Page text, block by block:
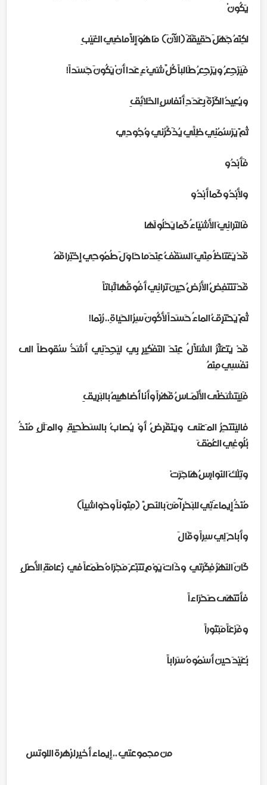
يَكُونْ
لكِنَّهُ جَهَلَ حَقِيقَةَ (الآنَ) مَا هُوَ إِلاّ مَاضِي الغَيْبِ
فَيَرْجِعُ ويَرْجِعُ طَالباً كُلَّ شّيْءٍ عَدا أَنْ يَكُونَ جَسَداً!
ويُعِيدُ الكَرَّةَ بِعَدَدِ أَنْفاسِ الخَلائِقِ
ثُمَّ يَرْسُمُنِي ظِلِّي يُذَكِّرُني وُجُودِي
فَأَبْدُو
ولأبْدُو كَما أبْدُو
فَالتَرانِيَ الأشْيَاءُ كَما يَحْلُو لَها
قَدْ يَغْتاظُ مِنِّيَ السَقْفُ عِنْدَما حَاوَلَ طُمُوحِي إِخْتِراقَهُ
قَدْ تَنْتَفِضُ الأرْضُ حِينَ تَرانِي أَفُوقُها ثَباتاً
ثُمَّ يَحْتَرِقُ الماءُ حَسَداً لأكُونَ سِرُ الحَياةِ.. رُبَّما!
قَدْ يَتَعَثَّرُ الشَلاَّلُ عِنْدَ التَفْكِيرِ بِي ليَجِدْنِي أَشَدُّ سُقوطاً الى
نَفْسِي مِنْهُ
فَلِيَتَشَظَّى الألْمَـاسُ قَهْراً وأَنا أُضاهِيهُ بالبَرِيقِ
فاليَنْتَحِرُ المـَعْنى ويَنْقَرِضُ أوْ يُصابُ بالسَطْحِيةِ والمـَلَلِ مُنْذُ
بُلُوغِي العُمْقَ
وتِلْكَ النَوارِسُ هَاجَرَتْ
مُنْذُ إِيماءَتِي للبَحْرِ آمَنَ بالنَصِّ (مِتُوناً وحَواشِياً)
وأَباحَ لِي سِراً وقَالَ
كَانَ النَهْرُ فِكْرَتي وذَاتَ يَوْمٍ تَتَبَّعَ مَجْرَاهُ طَمَعاً في زَعامَةِ الأصْلِ
فأنْتَهَى صَحْرَاءاً
وفَرْعَاً مَبْتُوراً
بُعَيْدَ حين أَسْمُوهُ سَراباً
من مجموعتي .. إيماء أخير لزهرة اللوتس